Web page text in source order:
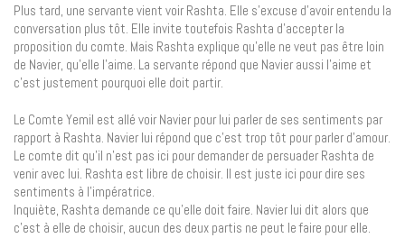
Plus tard, une servante vient voir Rashta. Elle s’excuse d’avoir entendu la
conversation plus tôt. Elle invite toutefois Rashta d’accepter la
proposition du comte. Mais Rashta explique qu’elle ne veut pas être loin
de Navier, qu’elle l’aime. La servante répond que Navier aussi l’aime et
c’est justement pourquoi elle doit partir.
Le Comte Yemil est allé voir Navier pour lui parler de ses sentiments par
rapport à Rashta. Navier lui répond que c’est trop tôt pour parler d’amour.
Le comte dit qu’il n’est pas ici pour demander de persuader Rashta de
venir avec lui. Rashta est libre de choisir. Il est juste ici pour dire ses
sentiments à l’impératrice.
Inquiète, Rashta demande ce qu’elle doit faire. Navier lui dit alors que
c’est à elle de choisir, aucun des deux partis ne peut le faire pour elle.